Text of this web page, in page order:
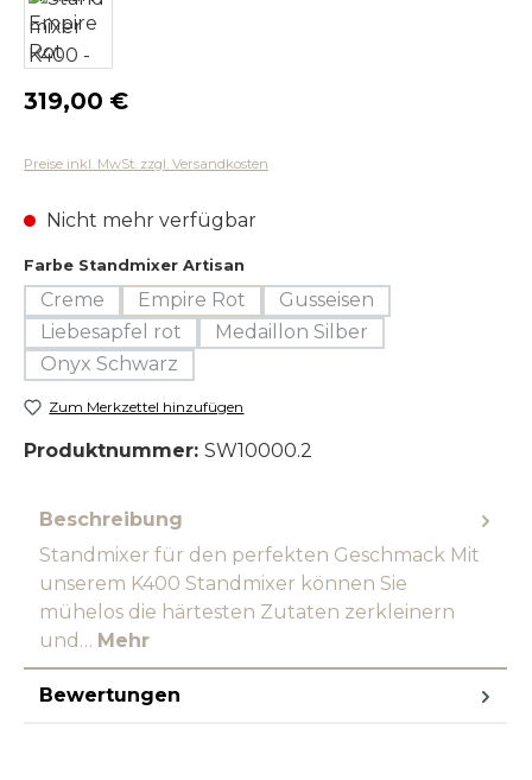
Regulärer Preis:
319,00 €
Preise inkl. MwSt. zzgl. Versandkosten
Nicht mehr verfügbar
Farbe Standmixer Artisan
Creme(Diese Option ist zurzeit nicht verfügbar.)
Empire Rot(Diese Option ist zurzeit nicht verfügbar.)
Gusseisen(Diese Option ist zurzeit
Liebesapfel rot
(Diese Option ist zurzeit nicht verfügbar.)
Medaillon Silber
(Diese Option ist zurzeit
Onyx Schwarz(Diese Option ist zurzeit nicht verfügbar.)
Zum Merkzettel hinzufügen
Produktnummer: SW10000.2
Beschreibung
Standmixer für den perfekten Geschmack Mit
unserem K400 Standmixer können Sie
mühelos die härtesten Zutaten zerkleinern
und… Mehr
Bewertungen